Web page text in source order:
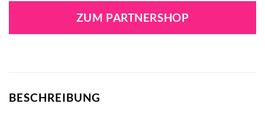
war:
49,90 €
ist:
49,90 €.
ZUM PARTNERSHOP
BESCHREIBUNG